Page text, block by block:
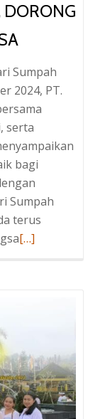
DORONG
Sumpah
2024, PT.
serta
bagi
Sumpah
terus
Baca
Mandiri
Ucapkan
Selamat
Hari
[…]